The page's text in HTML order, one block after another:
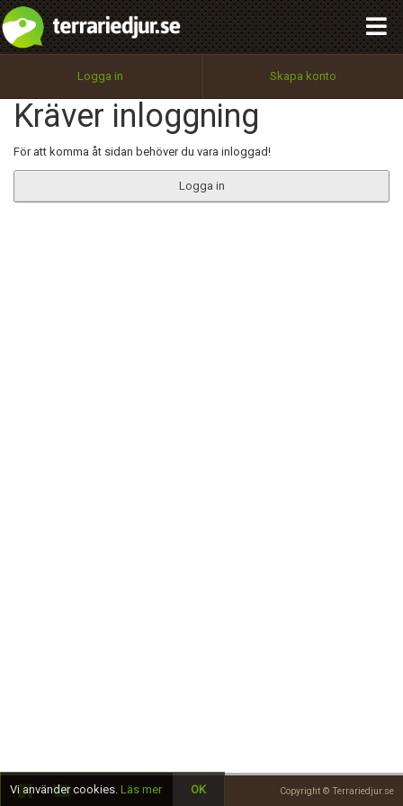
Logga in Skapa konto
Kräver inloggning
För att komma åt sidan behöver du vara inloggad!
Logga in
Copyright © Terrariedjur.se
Utför
100%
OK
integritetspolicy
Namn:
Epost:
Begär nytt lösenord
Tillbaka till förstasidan
Vi använder cookies. Läs mer OK